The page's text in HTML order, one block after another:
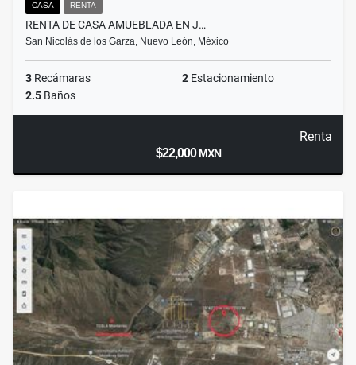
CASA RENTA
RENTA DE CASA AMUEBLADA EN J…
San Nicolás de los Garza, Nuevo León, México
3 Recámaras 2 Estacionamiento
2.5 Baños
Renta
$22,000MXN